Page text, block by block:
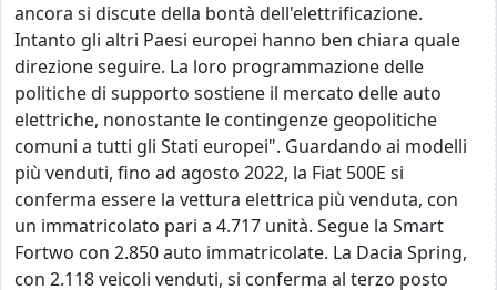
ancora si discute della bontà dell'elettrificazione.
Intanto gli altri Paesi europei hanno ben chiara quale
direzione seguire. La loro programmazione delle
politiche di supporto sostiene il mercato delle auto
elettriche, nonostante le contingenze geopolitiche
comuni a tutti gli Stati europei". Guardando ai modelli
più venduti, fino ad agosto 2022, la Fiat 500E si
conferma essere la vettura elettrica più venduta, con
un immatricolato pari a 4.717 unità. Segue la Smart
Fortwo con 2.850 auto immatricolate. La Dacia Spring,
con 2.118 veicoli venduti, si conferma al terzo posto